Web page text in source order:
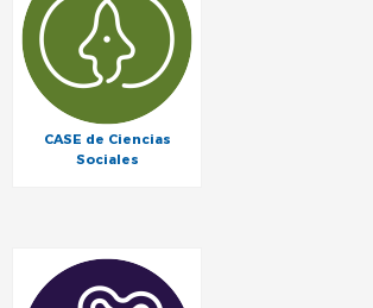
CASE de Ciencias
Sociales